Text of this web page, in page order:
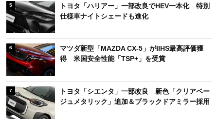
5
トヨタ「ハリアー」一部改良でHEV一本化 特別
仕様車ナイトシェードも進化
6
マツダ新型「MAZDA CX-5」がIIHS最高評価獲
得 米国安全性能「TSP+」を受賞
7
トヨタ「シエンタ」一部改良 新色「クリアベー
ジュメタリック」追加＆ブラックドアミラー採用